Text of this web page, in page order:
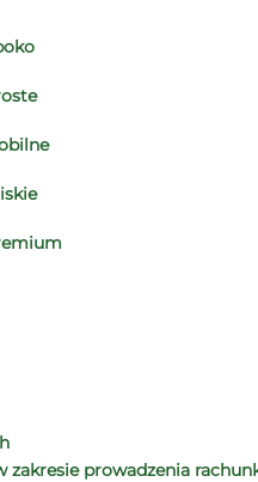
zakresie prowadzenia